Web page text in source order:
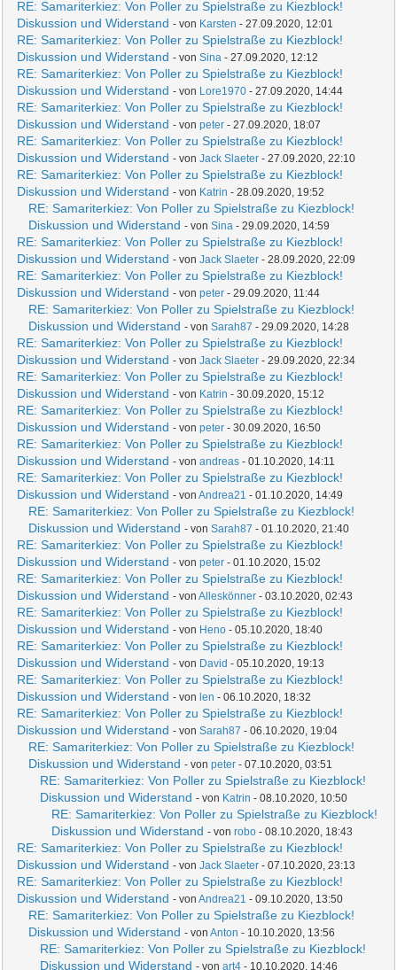
RE: Samariterkiez: Von Poller zu Spielstraße zu Kiezblock!
Diskussion und Widerstand - von Karsten - 27.09.2020, 12:01
RE: Samariterkiez: Von Poller zu Spielstraße zu Kiezblock!
Diskussion und Widerstand - vonSina - 27.09.2020, 12:12
RE: Samariterkiez: Von Poller zu Spielstraße zu Kiezblock!
Diskussion und Widerstand - von Lore1970 - 27.09.2020, 14:44
RE: Samariterkiez: Von Poller zu Spielstraße zu Kiezblock!
Diskussion und Widerstand - vonpeter - 27.09.2020, 18:07
RE: Samariterkiez: Von Poller zu Spielstraße zu Kiezblock!
Diskussion und Widerstand - vonJack Slaeter - 27.09.2020, 22:10
RE: Samariterkiez: Von Poller zu Spielstraße zu Kiezblock!
Diskussion und Widerstand - von Katrin - 28.09.2020, 19:52
RE: Samariterkiez: Von Poller zu Spielstraße zu Kiezblock!
Diskussion und Widerstand - vonSina - 29.09.2020, 14:59
RE: Samariterkiez: Von Poller zu Spielstraße zu Kiezblock!
Diskussion und Widerstand - vonJack Slaeter - 28.09.2020, 22:09
RE: Samariterkiez: Von Poller zu Spielstraße zu Kiezblock!
Diskussion und Widerstand - vonpeter - 29.09.2020, 11:44
RE: Samariterkiez: Von Poller zu Spielstraße zu Kiezblock!
Diskussion und Widerstand - vonSarah87 - 29.09.2020, 14:28
RE: Samariterkiez: Von Poller zu Spielstraße zu Kiezblock!
Diskussion und Widerstand - vonJack Slaeter - 29.09.2020, 22:34
RE: Samariterkiez: Von Poller zu Spielstraße zu Kiezblock!
Diskussion und Widerstand - von Katrin - 30.09.2020, 15:12
RE: Samariterkiez: Von Poller zu Spielstraße zu Kiezblock!
Diskussion und Widerstand - vonpeter - 30.09.2020, 16:50
RE: Samariterkiez: Von Poller zu Spielstraße zu Kiezblock!
Diskussion und Widerstand - vonandreas - 01.10.2020, 14:11
RE: Samariterkiez: Von Poller zu Spielstraße zu Kiezblock!
Diskussion und Widerstand - vonAndrea21 - 01.10.2020, 14:49
RE: Samariterkiez: Von Poller zu Spielstraße zu Kiezblock!
Diskussion und Widerstand - vonSarah87 - 01.10.2020, 21:40
RE: Samariterkiez: Von Poller zu Spielstraße zu Kiezblock!
Diskussion und Widerstand - vonpeter - 01.10.2020, 15:02
RE: Samariterkiez: Von Poller zu Spielstraße zu Kiezblock!
Diskussion und Widerstand - vonAlleskönner - 03.10.2020, 02:43
RE: Samariterkiez: Von Poller zu Spielstraße zu Kiezblock!
Diskussion und Widerstand - von Heno - 05.10.2020, 18:40
RE: Samariterkiez: Von Poller zu Spielstraße zu Kiezblock!
Diskussion und Widerstand - von David - 05.10.2020, 19:13
RE: Samariterkiez: Von Poller zu Spielstraße zu Kiezblock!
Diskussion und Widerstand - von len - 06.10.2020, 18:32
RE: Samariterkiez: Von Poller zu Spielstraße zu Kiezblock!
Diskussion und Widerstand - vonSarah87 - 06.10.2020, 19:04
RE: Samariterkiez: Von Poller zu Spielstraße zu Kiezblock!
Diskussion und Widerstand - vonpeter - 07.10.2020, 03:51
RE: Samariterkiez: Von Poller zu Spielstraße zu Kiezblock!
Diskussion und Widerstand - von Katrin - 08.10.2020, 10:50
RE: Samariterkiez: Von Poller zu Spielstraße zu Kiezblock!
Diskussion und Widerstand - vonrobo - 08.10.2020, 18:43
RE: Samariterkiez: Von Poller zu Spielstraße zu Kiezblock!
Diskussion und Widerstand - vonJack Slaeter - 07.10.2020, 23:13
RE: Samariterkiez: Von Poller zu Spielstraße zu Kiezblock!
Diskussion und Widerstand - vonAndrea21 - 09.10.2020, 13:50
RE: Samariterkiez: Von Poller zu Spielstraße zu Kiezblock!
Diskussion und Widerstand - vonAnton - 10.10.2020, 13:56
RE: Samariterkiez: Von Poller zu Spielstraße zu Kiezblock!
Diskussion und Widerstand - vonart4 - 10.10.2020, 14:46